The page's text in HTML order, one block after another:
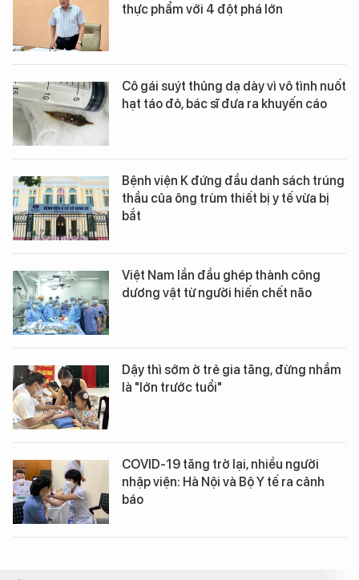
thực phẩm với 4 đột phá lớn
Cô gái suýt thủng dạ dày vì vô tình nuốt
hạt táo đỏ, bác sĩ đưa ra khuyến cáo
Bệnh viện K đứng đầu danh sách trúng
thầu của ông trùm thiết bị y tế vừa bị
bắt
Việt Nam lần đầu ghép thành công
dương vật từ người hiến chết não
Dậy thì sớm ở trẻ gia tăng, đừng nhầm
là "lớn trước tuổi"
COVID-19 tăng trở lại, nhiều người
nhập viện: Hà Nội và Bộ Y tế ra cảnh
báo